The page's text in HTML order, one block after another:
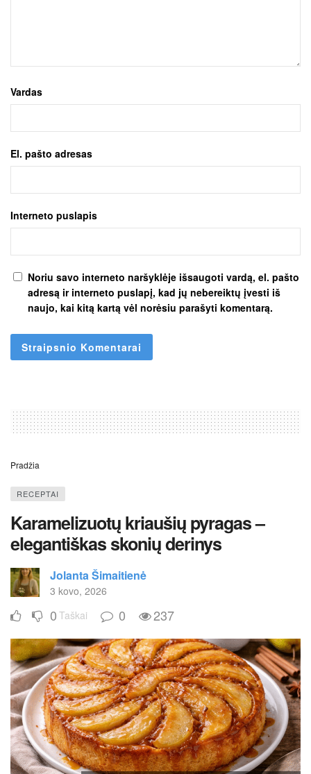
Vardas
El. pašto adresas
Interneto puslapis
Noriu savo interneto naršyklėje išsaugoti vardą, el. pašto
adresą ir interneto puslapį, kad jų nebereiktų įvesti iš
naujo, kai kitą kartą vėl norėsiu parašyti komentarą.
Pradžia
RECEPTAI
Karamelizuotų kriaušių pyragas –
elegantiškas skonių derinys
Jolanta Šimaitienė
3 kovo, 2026
0 Taškai 0 237